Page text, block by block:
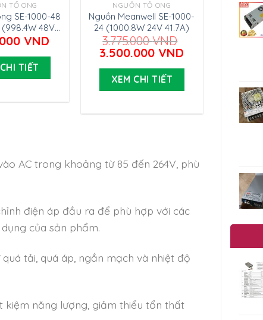
TỔ ONG
SE-1000-48
48V
VND
TIẾT
NGUỒN TỔ ONG
Nguồn Meanwell SE-1000-
24 (1000.8W 24V 41.7A)
3.775.000VND
Giá
3.775.000 VND.
3.500.000 VND
là:
3.500.000 VND.
XEM CHI TIẾT
AC trong khoảng từ 85 đến 264V, phù
điện áp đầu ra để phù hợp với các
của sản phẩm.
tải, quá áp, ngắn mạch và nhiệt độ
kiệm năng lượng, giảm thiểu tổn thất